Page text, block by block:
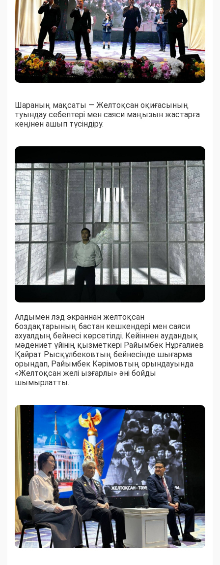
Шараның мақсаты — Желтоқсан оқиғасының
туындау себептері мен саяси маңызын жастарға
кеңінен ашып түсіндіру.
Алдымен лэд экраннан желтоқсан
боздақтарының бастан кешкендері мен саяси
ахуалдың бейнесі көрсетілді. Кейіннен аудандық
мәдениет үйінің қызметкері Райымбек Нұрғалиев
Қайрат Рысқұлбековтың бейнесінде шығарма
орындап, Райымбек Кәрімовтың орындауында
«Желтоқсан желі ызғарлы» әні бойды
шымырлатты.